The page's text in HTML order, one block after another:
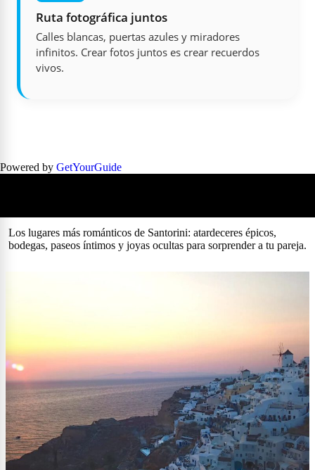
Ruta fotográfica juntos
Calles blancas, puertas azules y miradores
infinitos. Crear fotos juntos es crear recuerdos
vivos.
Powered by GetYourGuide
Los lugares más románticos de Santorini: atardeceres épicos,
bodegas, paseos íntimos y joyas ocultas para sorprender a tu pareja.